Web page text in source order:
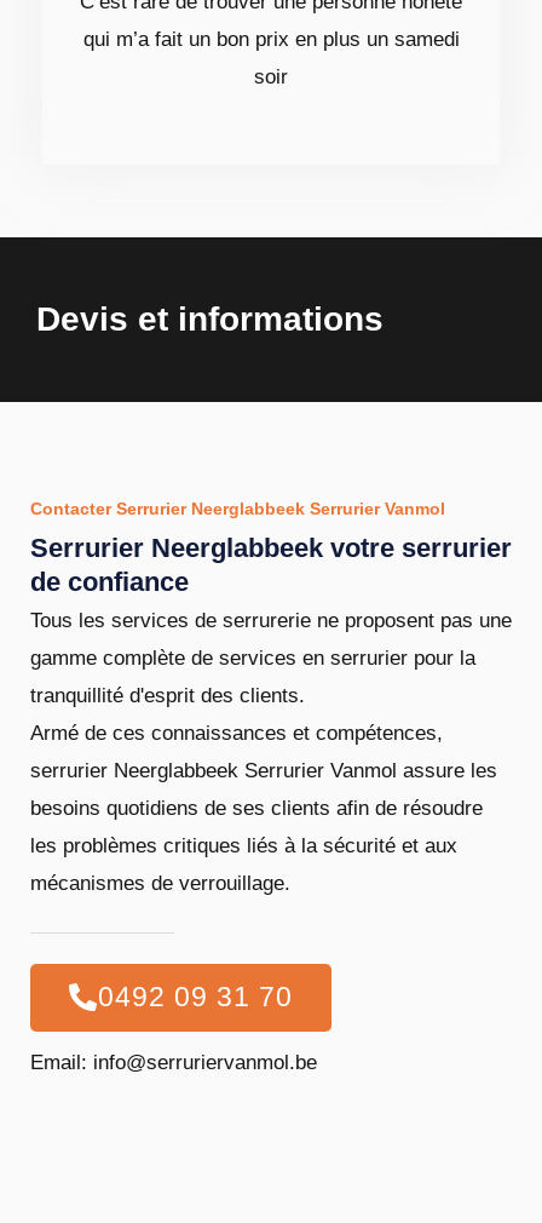
qui m’a fait un bon prix en plus un samedi
soir
Devis et informations
Contacter Serrurier Neerglabbeek Serrurier Vanmol
Serrurier Neerglabbeek votre serrurier
de confiance
Tous les services de serrurerie ne proposent pas une
gamme complète de services en serrurier pour la
tranquillité d'esprit des clients.
Armé de ces connaissances et compétences,
serrurier Neerglabbeek Serrurier Vanmol assure les
besoins quotidiens de ses clients afin de résoudre
les problèmes critiques liés à la sécurité et aux
mécanismes de verrouillage.
0492 09 31 70
Email: info@serruriervanmol.be